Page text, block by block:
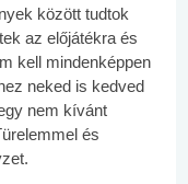
között tudtok
az előjátékra és
kell mindenképpen
neked is kedved
nem kívánt
és